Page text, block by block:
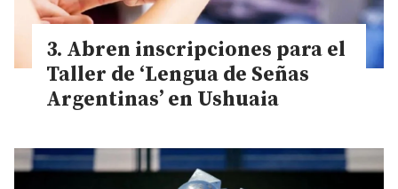
Abren inscripciones para el
Taller de ‘Lengua de Señas
Argentinas’ en Ushuaia